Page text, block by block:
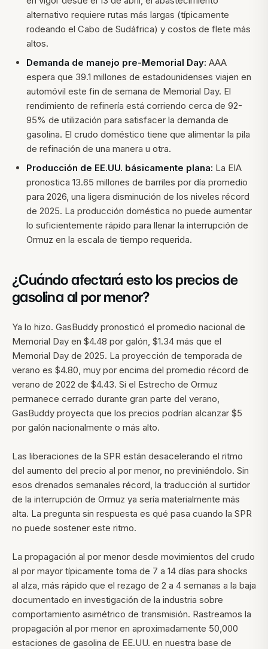
alternativo requiere rutas más largas (típicamente
rodeando el Cabo de Sudáfrica) y costos de flete más
altos.
Demanda de manejo pre-Memorial Day: AAA
espera que 39.1 millones de estadounidenses viajen en
automóvil este fin de semana de Memorial Day. El
rendimiento de refinería está corriendo cerca de 92-
95% de utilización para satisfacer la demanda de
gasolina. El crudo doméstico tiene que alimentar la pila
de refinación de una manera u otra.
Producción de EE.UU. básicamente plana: La EIA
pronostica 13.65 millones de barriles por día promedio
para 2026, una ligera disminución de los niveles récord
de 2025. La producción doméstica no puede aumentar
lo suficientemente rápido para llenar la interrupción de
Ormuz en la escala de tiempo requerida.
¿Cuándo afectará esto los precios de
gasolina al por menor?
Ya lo hizo. GasBuddy pronosticó el promedio nacional de
Memorial Day en $4.48 por galón, $1.34 más que el
Memorial Day de 2025. La proyección de temporada de
verano es $4.80, muy por encima del promedio récord de
verano de 2022 de $4.43. Si el Estrecho de Ormuz
permanece cerrado durante gran parte del verano,
GasBuddy proyecta que los precios podrían alcanzar $5
por galón nacionalmente o más alto.
Las liberaciones de la SPR están desacelerando el ritmo
del aumento del precio al por menor, no previniéndolo. Sin
esos drenados semanales récord, la traducción al surtidor
de la interrupción de Ormuz ya sería materialmente más
alta. La pregunta sin respuesta es qué pasa cuando la SPR
no puede sostener este ritmo.
La propagación al por menor desde movimientos del crudo
al por mayor típicamente toma de 7 a 14 días para shocks
al alza, más rápido que el rezago de 2 a 4 semanas a la baja
documentado en investigación de la industria sobre
comportamiento asimétrico de transmisión. Rastreamos la
propagación al por menor en aproximadamente 50,000
estaciones de gasolina de EE.UU. en nuestra base de